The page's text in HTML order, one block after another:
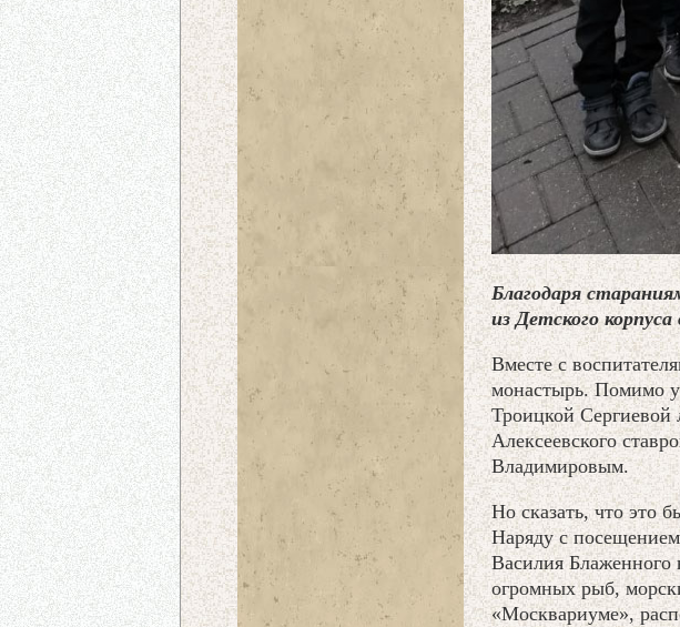
Благодаря
из Детского
Вместе с
монастырь. Помимо
Троицкой
Алексеевского
Владимировым.
Но сказать, что это
Наряду с
Василия Блаженного
огромных рыб,
«Москвариуме»,